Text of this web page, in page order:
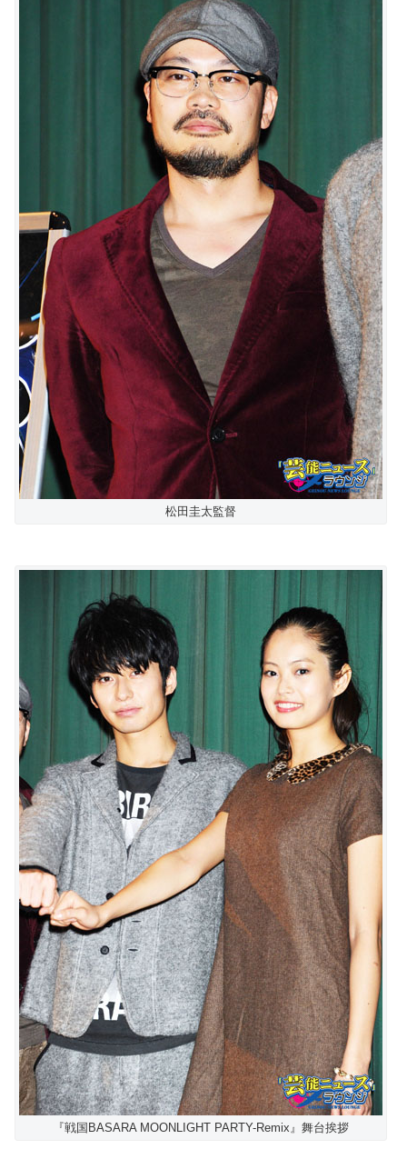
松田圭太監督
『戦国BASARA MOONLIGHT PARTY-Remix』舞台挨拶